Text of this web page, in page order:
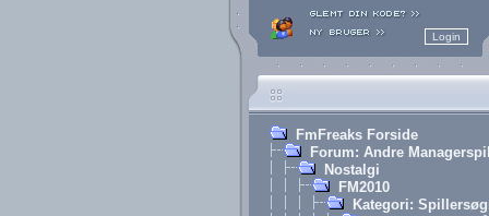
FmFreaks Forside
Forum: Andre Managerspil
Nostalgi
FM2010
Kategori: